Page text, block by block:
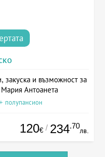
закуска и възможност за
Антоанета
полупансион
120€ / 234.70
лв.